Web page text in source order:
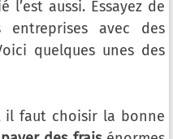
l’est aussi. Essayez de
avec des
quelques unes des
il faut choisir la bonne